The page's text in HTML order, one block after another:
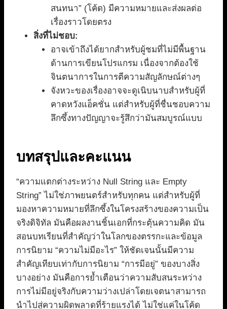
สนทนา” (โค้ด) มีความหมายและส่งผลต่อ
เรื่องราวโดยตรง
สิ่งที่ไม่ชอบ:
อาจเข้าถึงได้ยากสำหรับผู้ชมที่ไม่มีพื้นฐาน
ด้านการเขียนโปรแกรม เนื่องจากต้องใช้
จินตนาการในการตีความสัญลักษณ์ต่างๆ
จังหวะของเรื่องอาจจะดูเนิบนาบสำหรับผู้ที่
คาดหวังแอ็คชั่น แต่สำหรับผู้ที่ชื่นชอบความ
ลึกซึ้งทางปัญญาจะรู้สึกว่ามันสมบูรณ์แบบ
บทสรุปและคะแนน
“ความแตกต่างระหว่าง Null String และ Empty
String” ไม่ใช่ภาพยนตร์สำหรับทุกคน แต่สำหรับผู้ที่
มองหาความหมายที่ลึกซึ้งในโครงสร้างของความเป็น
จริงดิจิทัล มันคือผลงานชิ้นเอกที่กระตุ้นความคิด มัน
สอนบทเรียนที่สำคัญว่าในโลกของตรรกะและข้อมูล
การนิยาม “ความไม่มีอะไร” ให้ชัดเจนนั้นมีความ
สำคัญเทียบเท่ากับการนิยาม “การมีอยู่” ของบางสิ่ง
บางอย่าง มันคือการย้ำเตือนว่าความสับสนระหว่าง
การไม่มีอยู่จริงกับความว่างเปล่าโดยเจตนาสามารถ
นำไปสู่ความผิดพลาดที่ร้ายแรงได้ ไม่ใช่แค่ในโค้ด